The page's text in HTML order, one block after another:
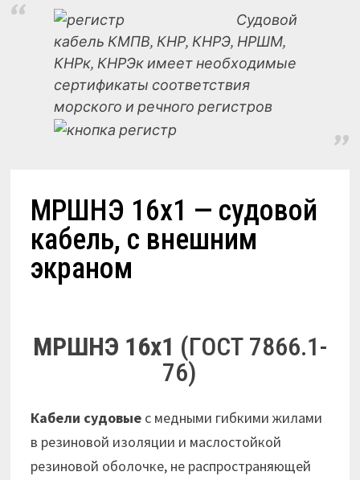
Судовой
кабель КМПВ, КНР, КНРЭ, НРШМ,
КНРк, КНРЭк имеет необходимые
сертификаты соответствия
морского и речного регистров
МРШНЭ 16х1 — судовой
кабель, с внешним
экраном
МРШНЭ 16х1 (ГОСТ 7866.1-
76)
Кабели судовые с медными гибкими жилами
в резиновой изоляции и маслостойкой
резиновой оболочке, не распространяющей